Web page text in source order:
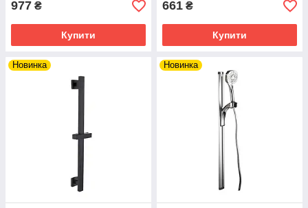
977 ₴
Купити
661 ₴
Купити
Новинка Новинка